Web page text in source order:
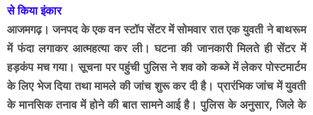
से किया इंकार
आजमगढ़। जनपद के एक वन स्टॉप सेंटर में सोमवार रात एक युवती ने बाथरूम
में फंदा लगाकर आत्महत्या कर ली। घटना की जानकारी मिलते ही सेंटर में
हड़कंप मच गया। सूचना पर पहुंची पुलिस ने शव को कब्जे में लेकर पोस्टमार्टम
के लिए भेज दिया तथा मामले की जांच शुरू कर दी है। प्रारंभिक जांच में युवती
के मानसिक तनाव में होने की बात सामने आई है। पुलिस के अनुसार, जिले के